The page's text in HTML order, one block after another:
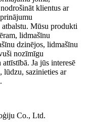
klientus ar
Mūsu produkti
lidmašīnu
dzinējos, lidmašīnu
nozīmīgu
Ja jūs interesē
sazinieties ar
Co., Ltd.